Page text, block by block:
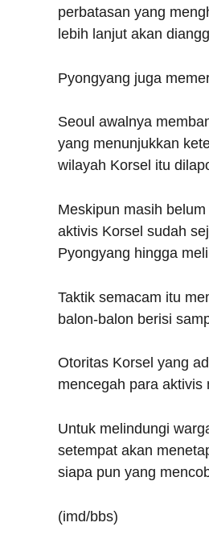
perbatasan yang
lebih lanjut akan
Pyongyang juga
Seoul awalnya
yang menunjukkan
wilayah Korsel itu
Meskipun masih
aktivis Korsel sudah
Pyongyang hingga
Taktik semacam itu
balon-balon berisi
Otoritas Korsel yang
mencegah para aktivis
Untuk melindungi
setempat akan
siapa pun yang
(imd/bbs)